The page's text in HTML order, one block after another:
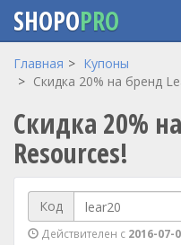
Перейти
содержанию
SHOPOPRO
Главная
Купоны
Скидка 20% на бренд
Скидка 20%
Resources!
Код
Действителен с 2016-07-